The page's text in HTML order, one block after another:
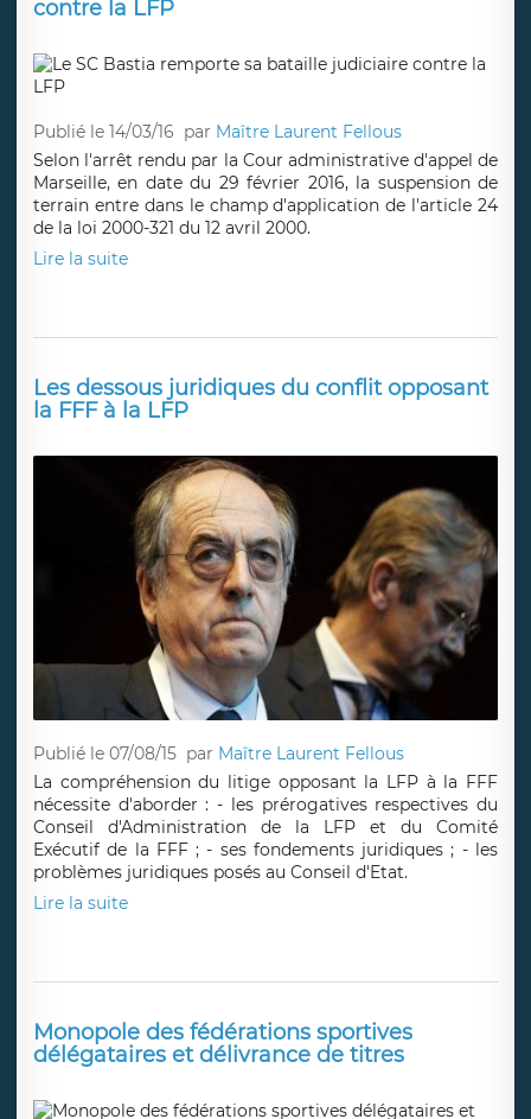
contre la LFP
Publié le 14/03/16 par Maître Laurent Fellous
Selon l'arrêt rendu par la Cour administrative d'appel de
Marseille, en date du 29 février 2016, la suspension de
terrain entre dans le champ d'application de l'article 24
de la loi 2000-321 du 12 avril 2000.
Lire la suite
Les dessous juridiques du conflit opposant
la FFF à la LFP
Publié le 07/08/15 par Maître Laurent Fellous
La compréhension du litige opposant la LFP à la FFF
nécessite d'aborder : - les prérogatives respectives du
Conseil d'Administration de la LFP et du Comité
Exécutif de la FFF ; - ses fondements juridiques ; - les
problèmes juridiques posés au Conseil d'Etat.
Lire la suite
Monopole des fédérations sportives
délégataires et délivrance de titres